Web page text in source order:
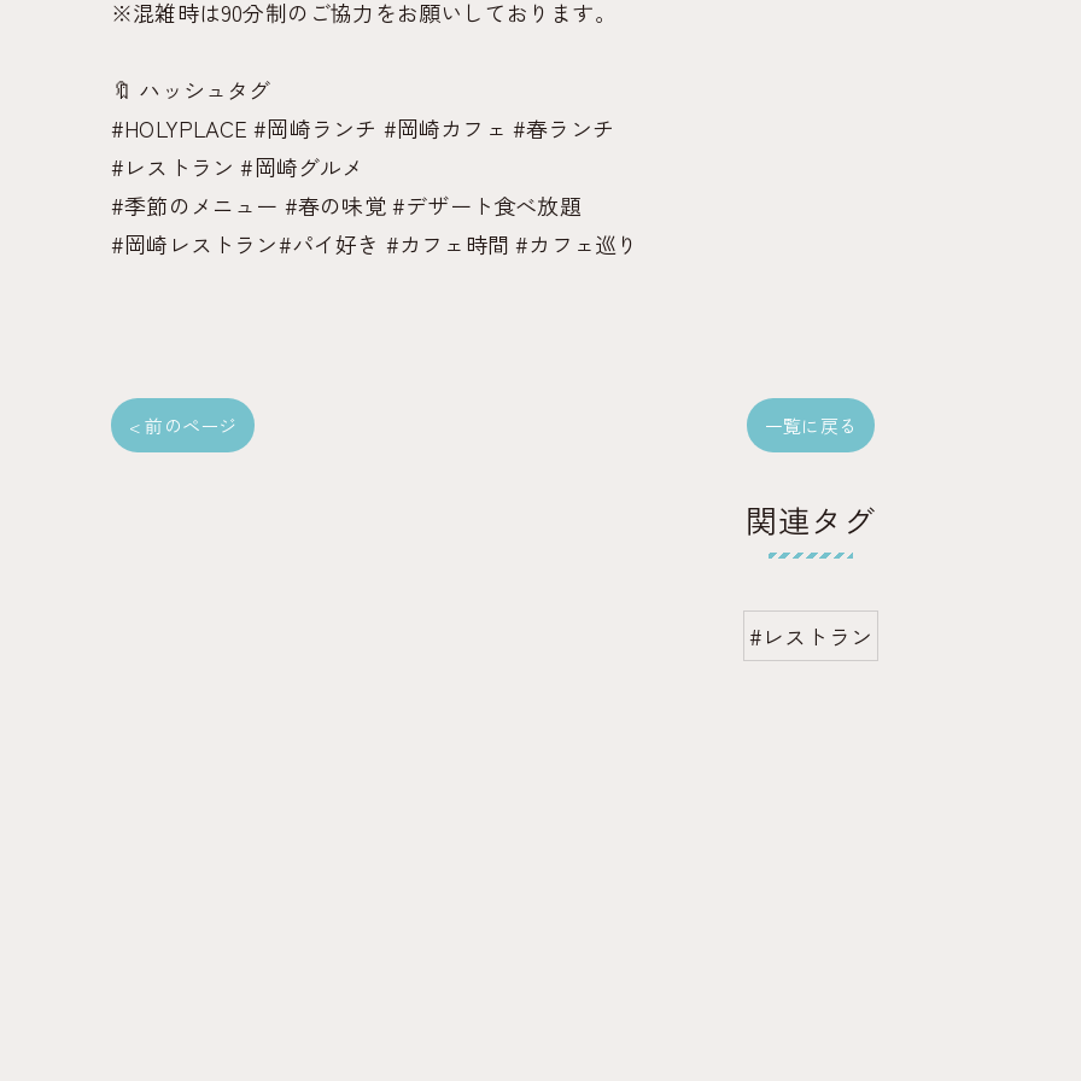
※混雑時は90分制のご協力をお願いしております。
🔖 ハッシュタグ
#HOLYPLACE #岡崎ランチ #岡崎カフェ #春ランチ
#レストラン #岡崎グルメ
#季節のメニュー #春の味覚 #デザート食べ放題
#岡崎レストラン#パイ好き #カフェ時間 #カフェ巡り
< 前のページ 一覧に戻る
関連タグ
#レストラン